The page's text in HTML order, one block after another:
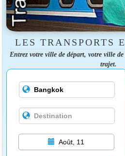
LES TRANSPORTS
Entrez votre ville de départ, votre ville
trajet.
Août, 11